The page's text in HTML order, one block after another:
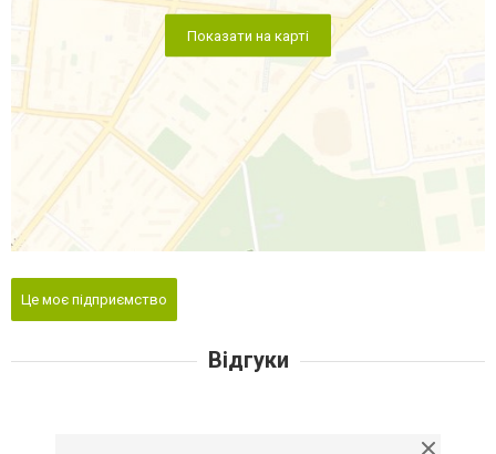
Показати на карті
Це моє підприємство
Відгуки